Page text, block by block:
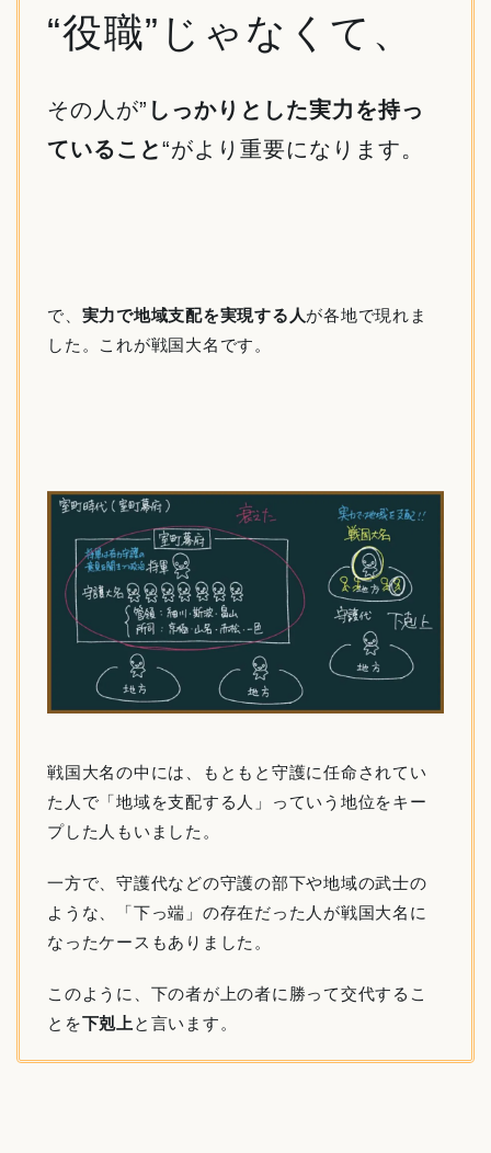
“役職”じゃなくて、
その人が” しっかりとした実力を持っ
ていること“がより重要になります。
で、 実力で地域支配を実現する人が各地で現れま
した。これが戦国大名です。
戦国大名の中には、もともと守護に任命されてい
た人で「地域を支配する人」っていう地位をキー
プした人もいました。
一方で、守護代などの守護の部下や地域の武士の
ような、「下っ端」の存在だった人が戦国大名に
なったケースもありました。
このように、下の者が上の者に勝って交代するこ
とを下剋上 と言います。